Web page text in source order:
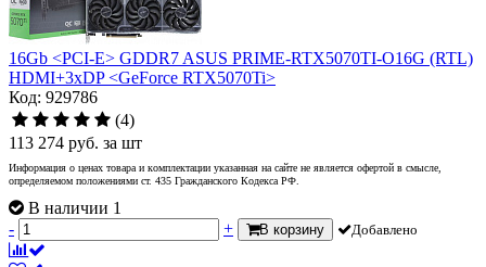
16Gb <PCI-E> GDDR7 ASUS PRIME-RTX5070TI-O16G (RTL)
HDMI+3xDP <GeForce RTX5070Ti>
Код: 929786
(4)
113 274 руб. за шт
Информация о ценах товара и комплектации указанная на сайте не является офертой в смысле,
определяемом положениями ст. 435 Гражданского Кодекса РФ.
В наличии 1
-
+ В корзину Добавлено